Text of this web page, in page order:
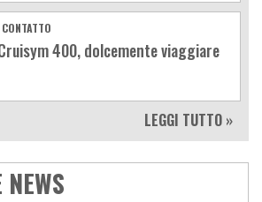
400, dolcemente viaggiare
LEGGI TUTTO »